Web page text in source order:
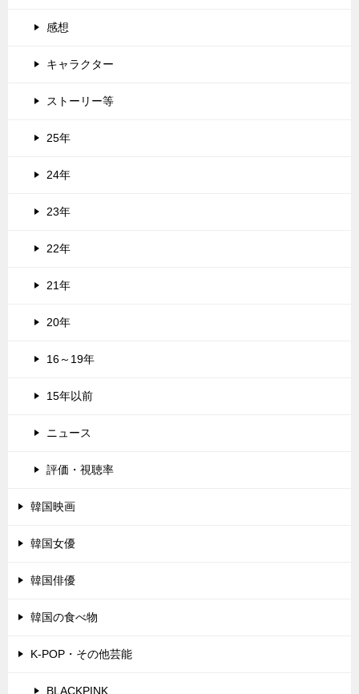
感想
キャラクター
ストーリー等
25年
24年
23年
22年
21年
20年
16～19年
15年以前
ニュース
評価・視聴率
韓国映画
韓国女優
韓国俳優
韓国の食べ物
K-POP・その他芸能
BLACKPINK